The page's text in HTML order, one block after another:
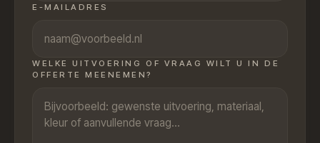
E-MAILADRES
WELKE UITVOERING OF VRAAG WILT U IN DE
OFFERTE MEENEMEN?